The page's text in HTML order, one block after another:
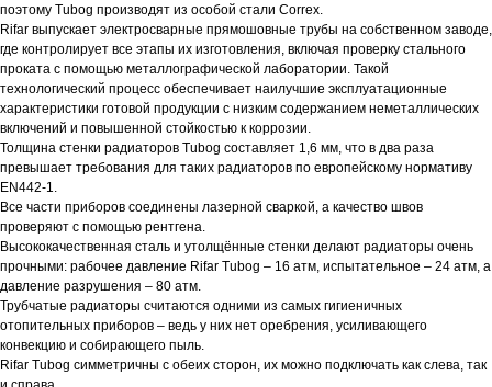
поэтому Tubog производят из особой стали Correx.
Rifar выпускает электросварные прямошовные трубы на собственном заводе,
где контролирует все этапы их изготовления, включая проверку стального
проката с помощью металлографической лаборатории. Такой
технологический процесс обеспечивает наилучшие эксплуатационные
характеристики готовой продукции с низким содержанием неметаллических
включений и повышенной стойкостью к коррозии.
Толщина стенки радиаторов Tubog составляет 1,6 мм, что в два раза
превышает требования для таких радиаторов по европейскому нормативу
EN442-1.
Все части приборов соединены лазерной сваркой, а качество швов
проверяют с помощью рентгена.
Высококачественная сталь и утолщённые стенки делают радиаторы очень
прочными: рабочее давление Rifar Tubog – 16 атм, испытательное – 24 атм, а
давление разрушения – 80 атм.
Трубчатые радиаторы считаются одними из самых гигиеничных
отопительных приборов – ведь у них нет оребрения, усиливающего
конвекцию и собирающего пыль.
Rifar Tubog симметричны с обеих сторон, их можно подключать как слева, так